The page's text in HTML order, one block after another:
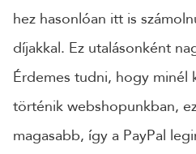
hez hasonlóan itt is
díjakkal. Ez utalásonként
Érdemes tudni, hogy minél
történik webshopunkban,
magasabb, így a PayPal